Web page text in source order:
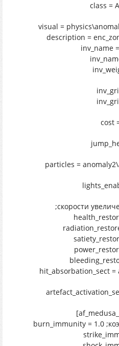
class =
visual =
description =
inv_name
cost
particles =
;скорости
hit_absorbation_sect
burn_immunity = 1.0